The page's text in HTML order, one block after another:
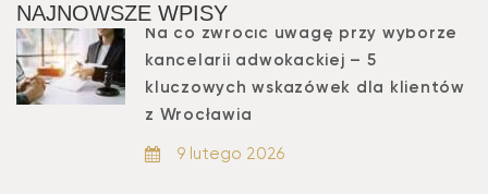
NAJNOWSZE WPISY
Na co zwrócić uwagę przy wyborze
kancelarii adwokackiej – 5
kluczowych wskazówek dla klientów
z Wrocławia
9 lutego 2026